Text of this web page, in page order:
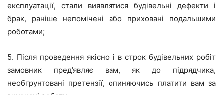
експлуатації, стали виявлятися будівельні дефекти і
брак, раніше непомічені або приховані подальшими
роботами;
5. Після проведення якісно і в строк будівельних робіт
замовник пред’являє вам, як до підрядчика,
необґрунтовані претензії, опиняючись платити вам за